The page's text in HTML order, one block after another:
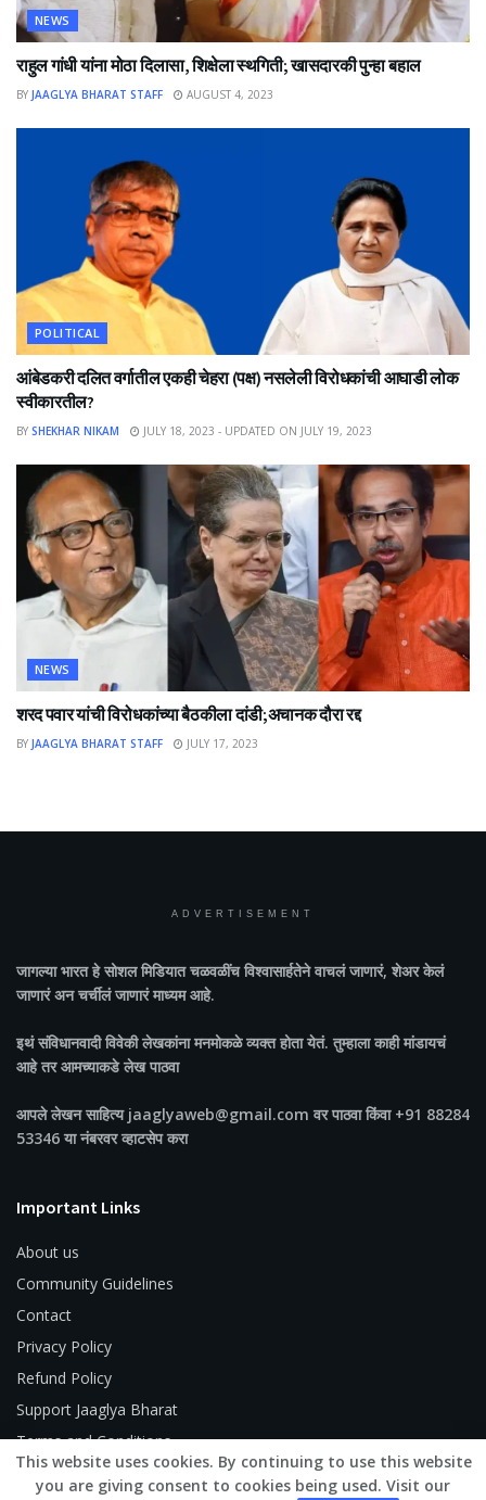
NEWS
राहुल गांधी यांना मोठा दिलासा, शिक्षेला स्थगिती; खासदारकी पुन्हा बहाल
BY JAAGLYA BHARAT STAFF AUGUST 4, 2023
POLITICAL
आंबेडकरी दलित वर्गातील एकही चेहरा (पक्ष) नसलेली विरोधकांची आघाडी लोक
स्वीकारतील?
BY SHEKHAR NIKAM JULY 18, 2023 - UPDATED ON JULY 19, 2023
NEWS
शरद पवार यांची विरोधकांच्या बैठकीला दांडी;अचानक दौरा रद्द
BY JAAGLYA BHARAT STAFF JULY 17, 2023
ADVERTISEMENT
जागल्या भारतहे सोशल मिडियात चळवळींच विश्वासार्हतेने वाचलं जाणारं, शेअर केलं
जाणारं अन चर्चीलं जाणारं माध्यम आहे.
इथं संविधानवादी विवेकी लेखकांना मनमोकळे व्यक्त होता येतं. तुम्हाला काही मांडायचं
आहे तर आमच्याकडे लेख पाठवा
आपले लेखन साहित्य jaaglyaweb@gmail.com वर पाठवा किंवा +91 88284
53346 या नंबरवर व्हाटसेप करा
Important Links
About us
Community Guidelines
Contact
Privacy Policy
Refund Policy
Support Jaaglya Bharat
Terms and Conditions
This website uses cookies. By continuing to use this website
you are giving consent to cookies being used. Visit our